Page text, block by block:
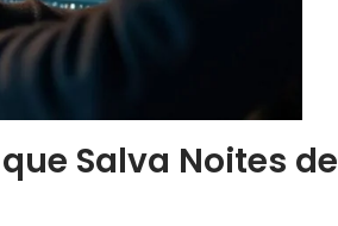
Salva Noites de